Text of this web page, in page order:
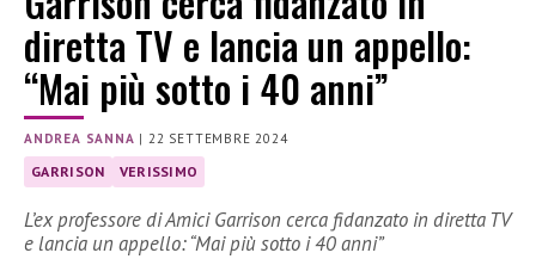
diretta TV e lancia un appello:
“Mai più sotto i 40 anni”
ANDREA SANNA |22 SETTEMBRE 2024
GARRISON VERISSIMO
L’ex professore di Amici Garrison cerca fidanzato in diretta TV
e lancia un appello: “Mai più sotto i 40 anni”